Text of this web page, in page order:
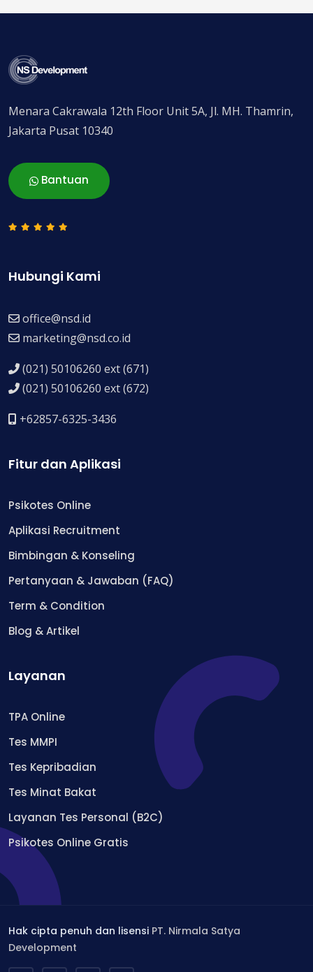
Menara Cakrawala 12th Floor Unit 5A, Jl. MH. Thamrin,
Jakarta Pusat 10340
Bantuan
Hubungi Kami
office@nsd.id
marketing@nsd.co.id
(021) 50106260 ext (671)
(021) 50106260 ext (672)
+62857-6325-3436
Fitur dan Aplikasi
Psikotes Online
Aplikasi Recruitment
Bimbingan & Konseling
Pertanyaan & Jawaban (FAQ)
Term & Condition
Blog & Artikel
Layanan
TPA Online
Tes MMPI
Tes Kepribadian
Tes Minat Bakat
Layanan Tes Personal (B2C)
Psikotes Online Gratis
Hak cipta penuh dan lisensi PT. Nirmala Satya
Development